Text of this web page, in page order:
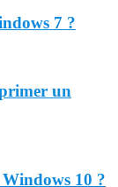
7 ?
un
10 ?